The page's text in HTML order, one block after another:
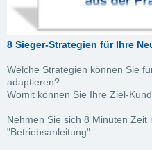
8 Sieger-Strategien für Ihre
Welche Strategien können Sie
adaptieren?
Womit können Sie Ihre Ziel-
Nehmen Sie sich 8 Minuten Zeit
"Betriebsanleitung".